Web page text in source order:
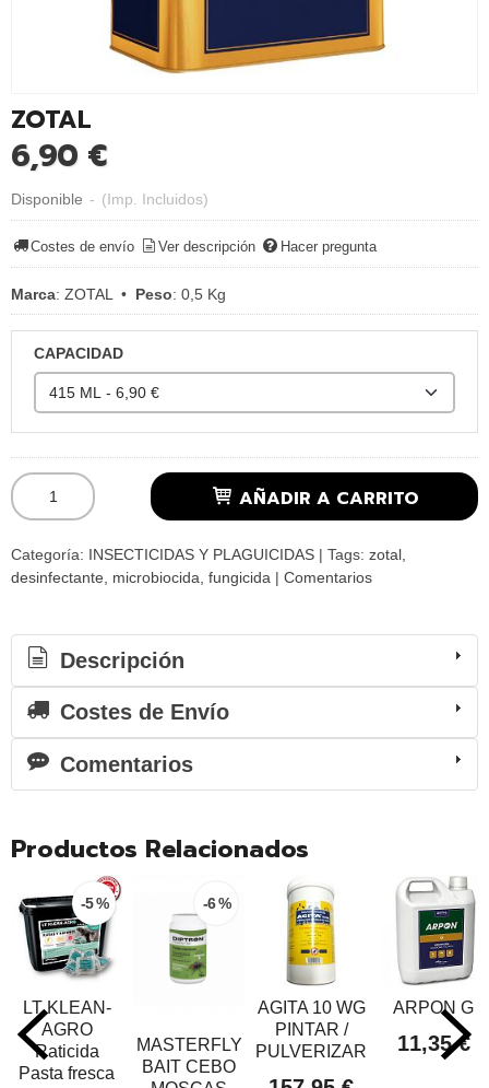
ZOTAL
6,90 €
Disponible - (Imp. Incluidos)
Costes de envío Ver descripción Hacer pregunta
Marca: ZOTAL • Peso: 0,5 Kg
CAPACIDAD
AÑADIR A CARRITO
Categoría: INSECTICIDAS Y PLAGUICIDAS | Tags: zotal
desinfectante
microbiocida fungicida | Comentarios
Descripción
Costes de Envío
Comentarios
Productos Relacionados
-5 %
LT KLEAN-
AGRO
Raticida
Pasta fresca
-6 %
MASTERFLY
BAIT CEBO
AGITA 10 WG
PINTAR /
PULVERIZAR
ARPON G
11,35 €